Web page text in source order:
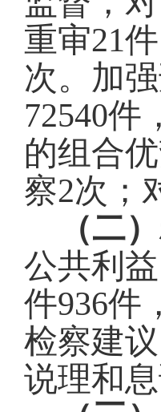
重审21件
次。加
72540件，
的组合
察2次；
（二
公共利
件936件
检察建议
说理和